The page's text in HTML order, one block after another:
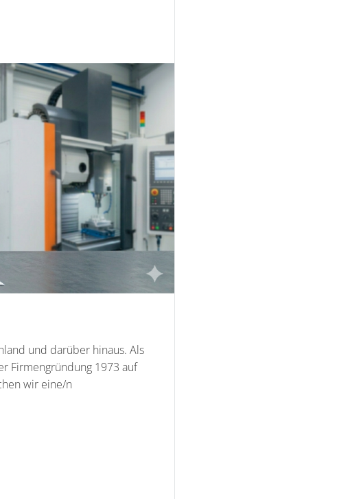
und darüber hinaus. Als
Firmengründung 1973 auf
wir eine/n